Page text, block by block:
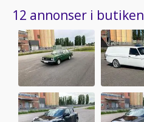
12 annonser i butiken